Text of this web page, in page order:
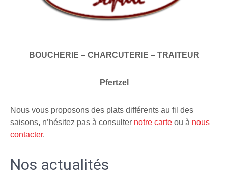
BOUCHERIE – CHARCUTERIE – TRAITEUR
Pfertzel
Nous vous proposons des plats différents au fil des
saisons, n’hésitez pas à consulter notre carte ou à nous
contacter.
Nos actualités